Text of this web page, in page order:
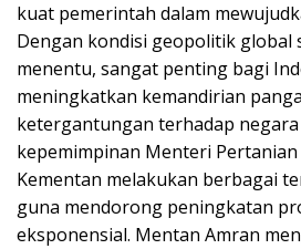
kuat pemerintah dalam
Dengan kondisi geopolitik global
menentu, sangat penting bagi
meningkatkan kemandirian
ketergantungan terhadap negara
kepemimpinan Menteri Pertanian
Kementan melakukan berbagai
guna mendorong peningkatan
eksponensial. Mentan Amran